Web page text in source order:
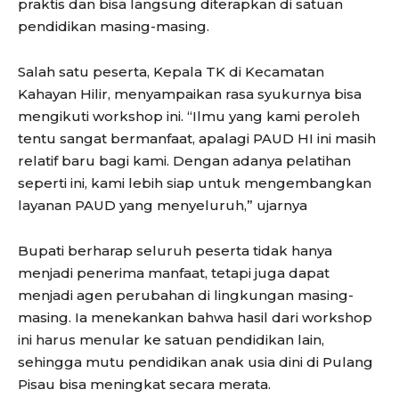
praktis dan bisa langsung diterapkan di satuan
pendidikan masing-masing.
Salah satu peserta, Kepala TK di Kecamatan
Kahayan Hilir, menyampaikan rasa syukurnya bisa
mengikuti workshop ini. “Ilmu yang kami peroleh
tentu sangat bermanfaat, apalagi PAUD HI ini masih
relatif baru bagi kami. Dengan adanya pelatihan
seperti ini, kami lebih siap untuk mengembangkan
layanan PAUD yang menyeluruh,” ujarnya
Bupati berharap seluruh peserta tidak hanya
menjadi penerima manfaat, tetapi juga dapat
menjadi agen perubahan di lingkungan masing-
masing. Ia menekankan bahwa hasil dari workshop
ini harus menular ke satuan pendidikan lain,
sehingga mutu pendidikan anak usia dini di Pulang
Pisau bisa meningkat secara merata.